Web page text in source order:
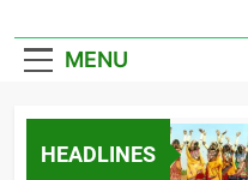
MENU
HEADLINES
भाग-1